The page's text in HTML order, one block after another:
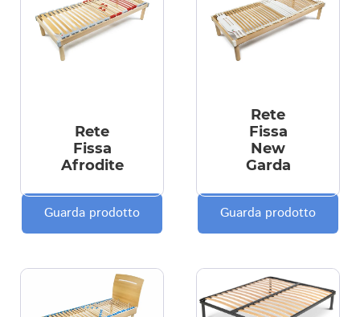
Rete
Fissa
Afrodite
Guarda prodotto
Rete
Fissa
New
Garda
Guarda prodotto